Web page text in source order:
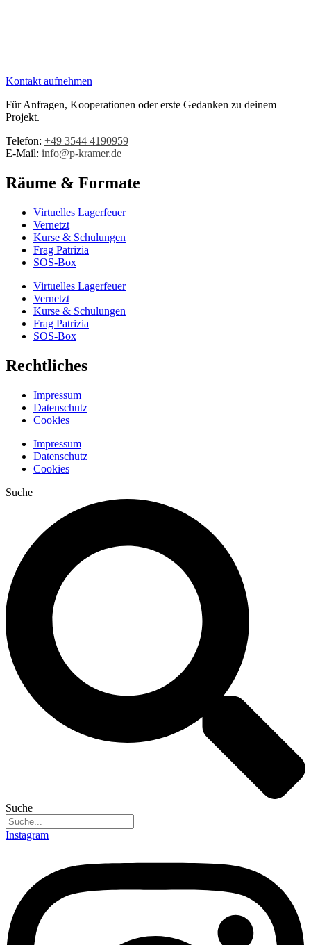
Kontakt aufnehmen
Für Anfragen, Kooperationen oder erste Gedanken zu deinem
Projekt.
Telefon: +49 3544 4190959‬
E-Mail: info@p-kramer.de
Räume & Formate
Virtuelles Lagerfeuer
Vernetzt
Kurse & Schulungen
Frag Patrizia
SOS-Box
Virtuelles Lagerfeuer
Vernetzt
Kurse & Schulungen
Frag Patrizia
SOS-Box
Rechtliches
Impressum
Datenschutz
Cookies
Impressum
Datenschutz
Cookies
Suche
Suche
Instagram